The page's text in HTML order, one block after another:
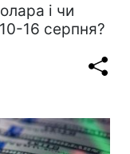
і чи
10-16 серпня?